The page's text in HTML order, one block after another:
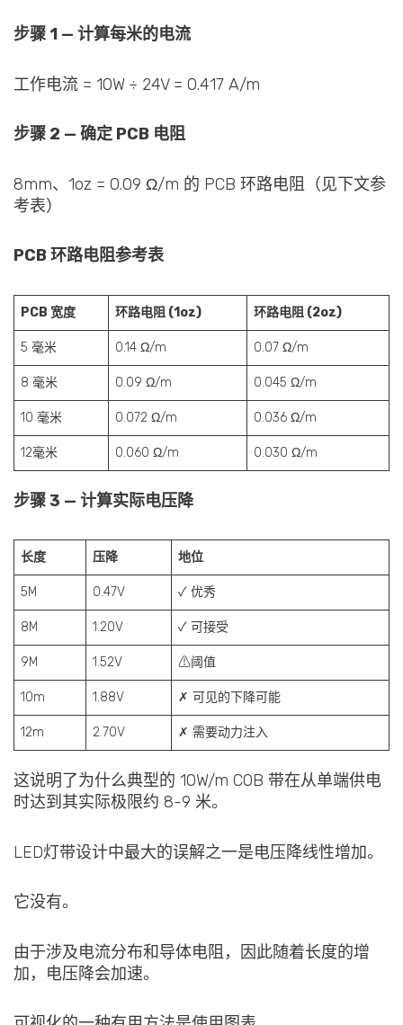
步骤 1 — 计算每米的电流
工作电流 = 10W ÷ 24V = 0.417 A/m
步骤 2 — 确定 PCB 电阻
8mm、1oz = 0.09 Ω/m 的 PCB 环路电阻（见下文参
考表）
PCB 环路电阻参考表
PCB 宽度 环路电阻 (1oz) 环路电阻 (2oz)
5 毫米 0.14 Ω/m 0.07 Ω/m
8 毫米 0.09 Ω/m 0.045 Ω/m
10 毫米 0.072 Ω/m 0.036 Ω/m
12毫米 0.060 Ω/m 0.030 Ω/m
步骤 3 — 计算实际电压降
长度 压降 地位
5M 0.47V ✓ 优秀
8M 1.20V ✓ 可接受
9M 1.52V ⚠阈值
10m 1.88V ✗ 可见的下降可能
12m 2.70V ✗ 需要动力注入
这说明了为什么典型的 10W/m COB 带在从单端供电
时达到其实际极限约 8-9 米。
LED灯带设计中最大的误解之一是电压降线性增加。
它没有。
由于涉及电流分布和导体电阻，因此随着长度的增
加，电压降会加速。